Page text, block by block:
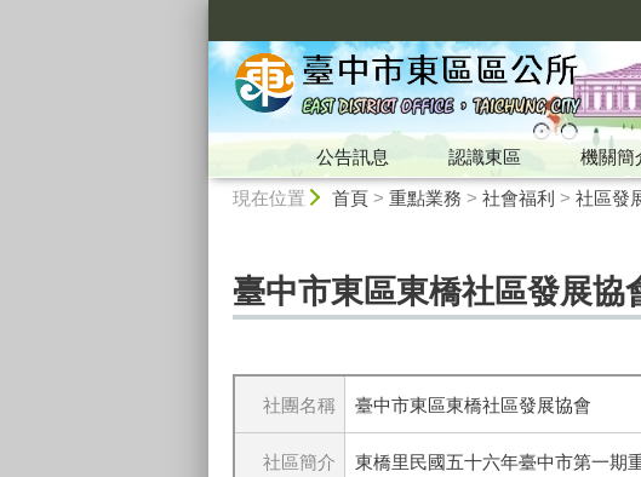
公告訊息 認識東區 機關簡
現在位置 首頁> 重點業務 > 社會福利 > 社區發
臺中市東區東橋社區發展協
社團名稱 臺中市東區東橋社區發展協會
社區簡介
東橋里民國五十六年臺中市第一期